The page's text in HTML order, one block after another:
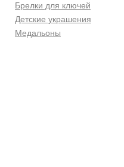
Брелки для ключей
Детские украшения
Медальоны